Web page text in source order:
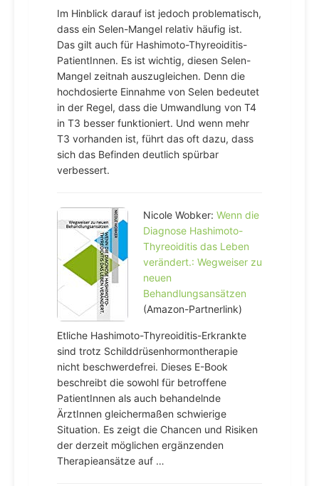
Im Hinblick darauf ist jedoch problematisch,
dass ein Selen-Mangel relativ häufig ist.
Das gilt auch für Hashimoto-Thyreoiditis-
PatientInnen. Es ist wichtig, diesen Selen-
Mangel zeitnah auszugleichen. Denn die
hochdosierte Einnahme von Selen bedeutet
in der Regel, dass die Umwandlung von T4
in T3 besser funktioniert. Und wenn mehr
T3 vorhanden ist, führt das oft dazu, dass
sich das Befinden deutlich spürbar
verbessert.
Nicole Wobker: Wenn die
Diagnose Hashimoto-
Thyreoiditis das Leben
verändert.: Wegweiser zu
neuen
Behandlungsansätzen
(Amazon-Partnerlink)
Etliche Hashimoto-Thyreoiditis-Erkrankte
sind trotz Schilddrüsenhormontherapie
nicht beschwerdefrei. Dieses E-Book
beschreibt die sowohl für betroffene
PatientInnen als auch behandelnde
ÄrztInnen gleichermaßen schwierige
Situation. Es zeigt die Chancen und Risiken
der derzeit möglichen ergänzenden
Therapieansätze auf …